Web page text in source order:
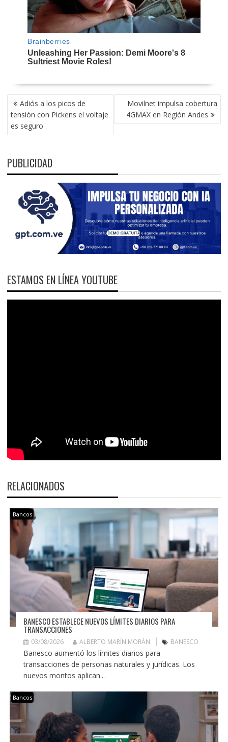
NAVEGACIÓN
DE
ENTRADAS
Adiós a los picos de
tensión con Pickens el voltaje
es seguro
Movilnet impulsa cobertura
4GMAX en Región Andes
PUBLICIDAD
ESTAMOS EN LÍNEA YOUTUBE
RELACIONADOS
Bancos
BANESCO ESTABLECE NUEVOS LÍMITES DIARIOS PARA
TRANSACCIONES
03/08/2026 ALBERTO MARÍN MORÁN BANESCO
Banesco aumentó los límites diarios para
transacciones de personas naturales y jurídicas. Los
nuevos montos aplican...
Bancos